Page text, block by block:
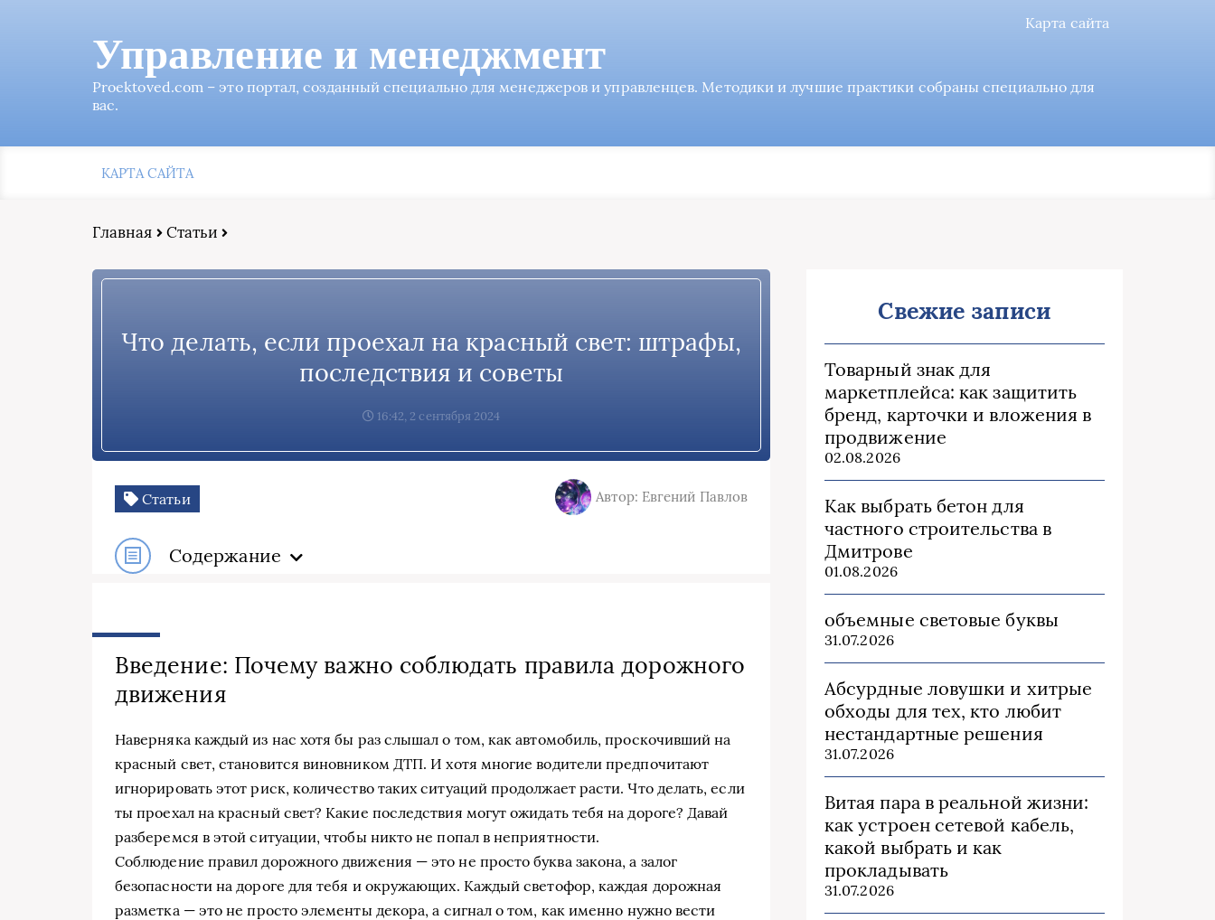
Карта сайта
Управление и менеджмент
Proektoved.com – это портал, созданный специально для менеджеров и управленцев. Методики и лучшие практики собраны специально для
вас.
КАРТА САЙТА
Главная Статьи
Что делать, если проехал на красный свет: штрафы,
последствия и советы
16:42, 2 сентября 2024
Статьи Автор: Евгений Павлов
Содержание
Введение: Почему важно соблюдать правила дорожного
движения
Наверняка каждый из нас хотя бы раз слышал о том, как автомобиль, проскочивший на
красный свет, становится виновником ДТП. И хотя многие водители предпочитают
игнорировать этот риск, количество таких ситуаций продолжает расти. Что делать, если
ты проехал на красный свет? Какие последствия могут ожидать тебя на дороге? Давай
разберемся в этой ситуации, чтобы никто не попал в неприятности.
Соблюдение правил дорожного движения — это не просто буква закона, а залог
безопасности на дороге для тебя и окружающих. Каждый светофор, каждая дорожная
разметка — это не просто элементы декора, а сигнал о том, как именно нужно вести
Свежие записи
Товарный знак для
маркетплейса: как защитить
бренд, карточки и вложения в
продвижение
02.08.2026
Как выбрать бетон для
частного строительства в
Дмитрове
01.08.2026
объемные световые буквы
31.07.2026
Абсурдные ловушки и хитрые
обходы для тех, кто любит
нестандартные решения
31.07.2026
Витая пара в реальной жизни:
как устроен сетевой кабель,
какой выбрать и как
прокладывать
31.07.2026